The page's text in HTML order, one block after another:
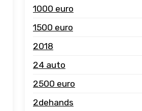
1000 euro
1500 euro
2018
24 auto
2500 euro
2dehands